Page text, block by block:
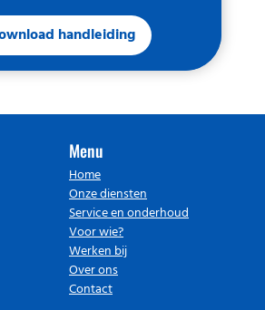
handleiding
Menu
Home
Onze diensten
Service en onderhoud
Voor wie?
Werken bij
Over ons
Contact